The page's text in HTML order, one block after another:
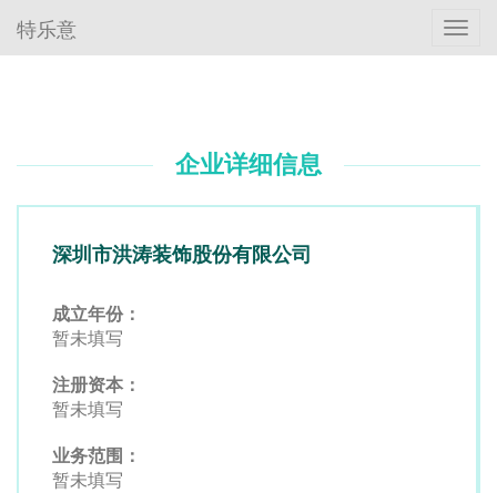
特乐意
企业详细信息
深圳市洪涛装饰股份有限公司
成立年份：
暂未填写
注册资本：
暂未填写
业务范围：
暂未填写